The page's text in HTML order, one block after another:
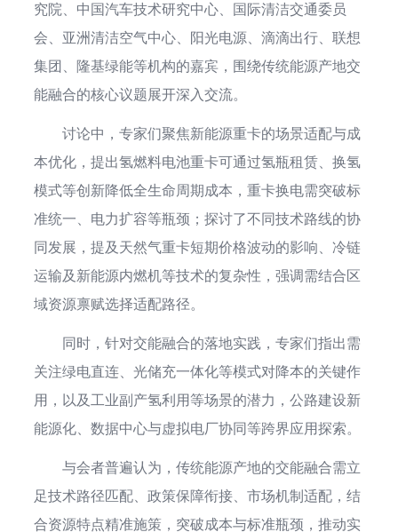
究院、中国汽车技术研究中心、国际清洁交通委员
会、亚洲清洁空气中心、阳光电源、滴滴出行、联想
集团、隆基绿能等机构的嘉宾，围绕传统能源产地交
能融合的核心议题展开深入交流。
讨论中，专家们聚焦新能源重卡的场景适配与成
本优化，提出氢燃料电池重卡可通过氢瓶租赁、换氢
模式等创新降低全生命周期成本，重卡换电需突破标
准统一、电力扩容等瓶颈；探讨了不同技术路线的协
同发展，提及天然气重卡短期价格波动的影响、冷链
运输及新能源内燃机等技术的复杂性，强调需结合区
域资源禀赋选择适配路径。
同时，针对交能融合的落地实践，专家们指出需
关注绿电直连、光储充一体化等模式对降本的关键作
用，以及工业副产氢利用等场景的潜力，公路建设新
能源化、数据中心与虚拟电厂协同等跨界应用探索。
与会者普遍认为，传统能源产地的交能融合需立
足技术路径匹配、政策保障衔接、市场机制适配，结
合资源特点精准施策，突破成本与标准瓶颈，推动实